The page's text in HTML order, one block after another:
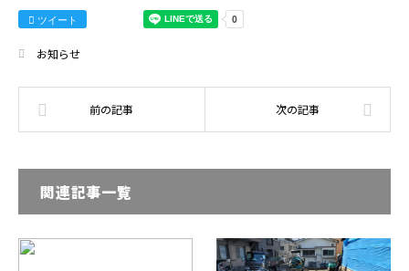
ツイート
お知らせ
関連記事一覧